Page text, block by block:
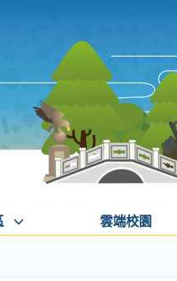
雲端校園